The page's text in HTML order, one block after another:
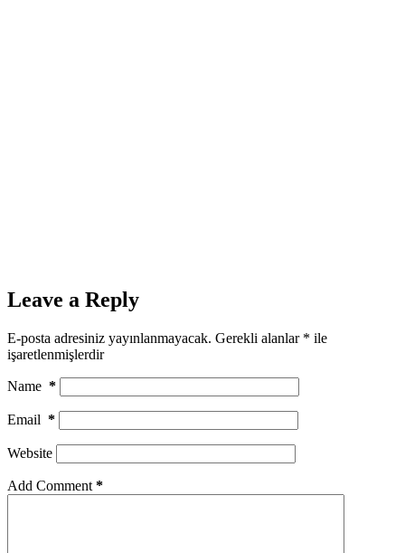
Leave a Reply
E-posta adresiniz yayınlanmayacak. Gerekli alanlar * ile
işaretlenmişlerdir
Name *
Email *
Website
Add Comment *